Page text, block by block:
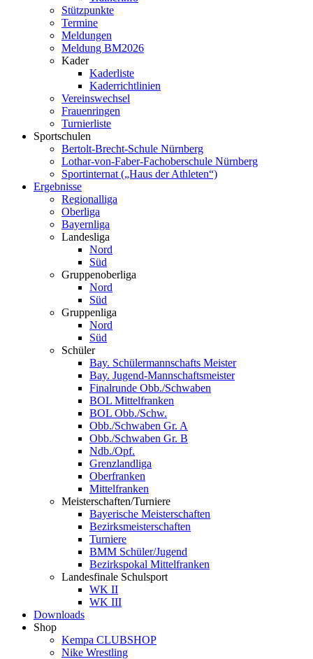
Stützpunkte
Termine
Meldungen
Meldung BM2026
Kader
Kaderliste
Kaderrichtlinien
Vereinswechsel
Frauenringen
Turnierliste
Sportschulen
Bertolt-Brecht-Schule Nürnberg
Lothar-von-Faber-Fachoberschule Nürnberg
Sportinternat („Haus der Athleten“)
Ergebnisse
Regionalliga
Oberliga
Bayernliga
Landesliga
Nord
Süd
Gruppenoberliga
Nord
Süd
Gruppenliga
Nord
Süd
Schüler
Bay. Schülermannschafts Meister
Bay. Jugend-Mannschaftsmeister
Finalrunde Obb./Schwaben
BOL Mittelfranken
BOL Obb./Schw.
Obb./Schwaben Gr. A
Obb./Schwaben Gr. B
Ndb./Opf.
Grenzlandliga
Oberfranken
Mittelfranken
Meisterschaften/Turniere
Bayerische Meisterschaften
Bezirksmeisterschaften
Turniere
BMM Schüler/Jugend
Bezirkspokal Mittelfranken
Landesfinale Schulsport
WK II
WK III
Downloads
Shop
Kempa CLUBSHOP
Nike Wrestling